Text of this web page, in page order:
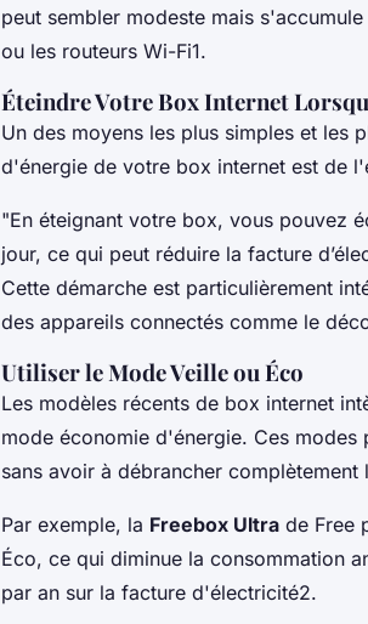
peut sembler modeste mais
ou les routeurs Wi-Fi1.
Éteindre Votre Box Internet
Un des moyens les plus simples et les
d'énergie de votre box internet est de
"En éteignant votre box, vous pouvez
jour, ce qui peut réduire la facture
Cette démarche est particulièrement
des appareils connectés comme le
Utiliser le Mode Veille ou Éco
Les modèles récents de box internet
mode économie d'énergie. Ces
sans avoir à débrancher complètement
Par exemple, la Freebox Ultra de Free
Éco, ce qui diminue la consommation
par an sur la facture d'électricité2.